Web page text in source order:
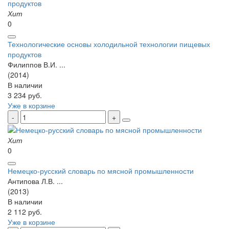
Хит
0
Технологические основы холодильной технологии пищевых
продуктов
Филиппов В.И. ...
(2014)
В наличии
3 234 руб.
Уже в корзине
Хит
0
Немецко-русский словарь по мясной промышленности
Антипова Л.В. ...
(2013)
В наличии
2 112 руб.
Уже в корзине